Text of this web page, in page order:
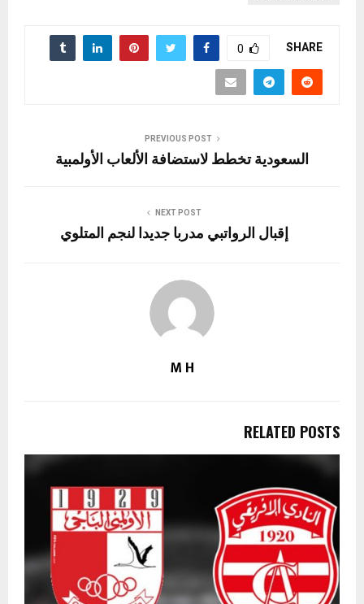
SHARE
0
PREVIOUS POST
السعودية تخطط لاستضافة الألعاب الأولمبية
NEXT POST
إقبال الرواتبي مدربا جديدا لنجم المتلوي
M H
RELATED POSTS